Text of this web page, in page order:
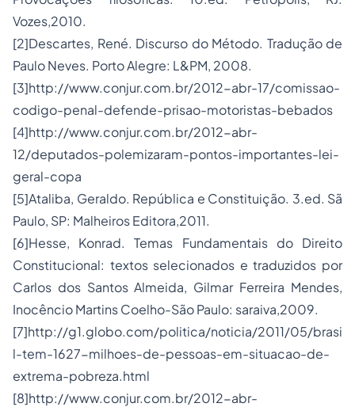
Vozes,2010.
[2]Descartes, René. Discurso do Método. Tradução de
Paulo Neves. Porto Alegre: L&PM, 2008.
[3]http://www.conjur.com.br/2012-abr-17/comissao-
codigo-penal-defende-prisao-motoristas-bebados
[4]http://www.conjur.com.br/2012-abr-
12/deputados-polemizaram-pontos-importantes-lei-
geral-copa
[5]Ataliba, Geraldo. República e Constituição. 3.ed. Sã
Paulo, SP: Malheiros Editora,2011.
[6]Hesse, Konrad. Temas Fundamentais do Direito
Constitucional: textos selecionados e traduzidos por
Carlos dos Santos Almeida, Gilmar Ferreira Mendes,
Inocêncio Martins Coelho-São Paulo: saraiva,2009.
[7]http://g1.globo.com/politica/noticia/2011/05/brasi
l-tem-1627-milhoes-de-pessoas-em-situacao-de-
extrema-pobreza.html
[8]http://www.conjur.com.br/2012-abr-